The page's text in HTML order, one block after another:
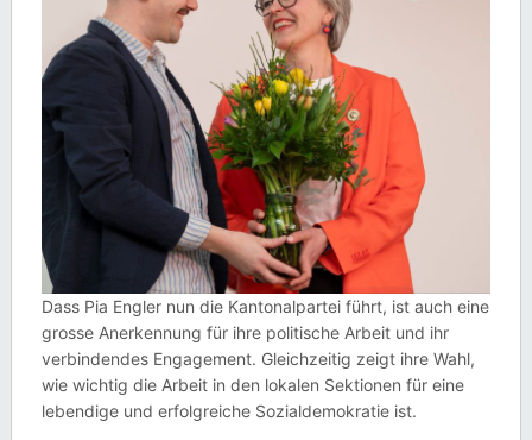
Dass Pia Engler nun die Kantonalpartei führt, ist auch eine
grosse Anerkennung für ihre politische Arbeit und ihr
verbindendes Engagement. Gleichzeitig zeigt ihre Wahl,
wie wichtig die Arbeit in den lokalen Sektionen für eine
lebendige und erfolgreiche Sozialdemokratie ist.